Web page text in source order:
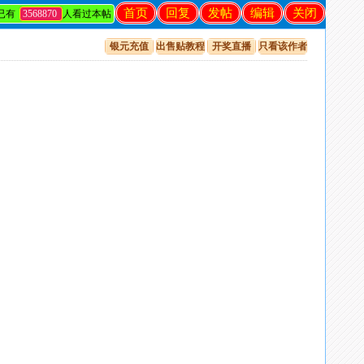
关闭
编辑
发帖
回复
首页
有 3568870 人看过本帖
银元充值 出售贴教程 开奖直播 只看该作者